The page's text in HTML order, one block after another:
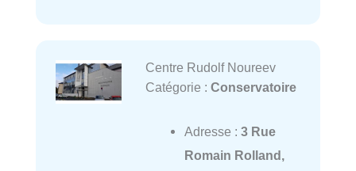
Centre Rudolf Noureev
Catégorie : Conservatoire
Adresse : 3 Rue
Romain Rolland,